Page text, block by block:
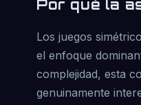
Por qué la
Los juegos
el enfoque
complejidad, esta
genuinamente